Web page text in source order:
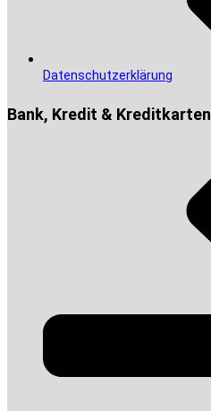
Datenschutzerklärung
Bank, Kredit & Kreditkarten